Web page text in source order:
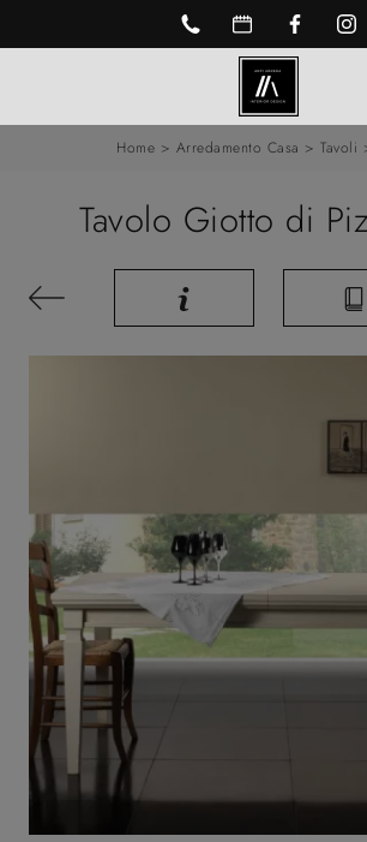
Home > Arredamento Casa >Tavoli
Tavolo Giotto di